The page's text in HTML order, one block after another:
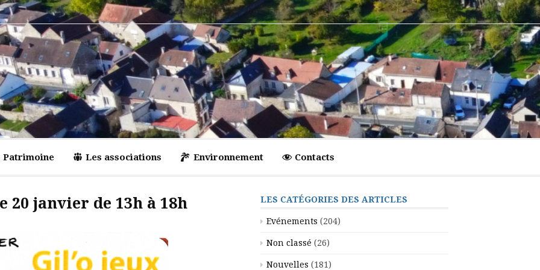
Patrimoine Les associations Environnement Contacts
20 janvier de 13h à 18h LES CATÉGORIES DES ARTICLES
Evénements (204)
Non classé (26)
Nouvelles (181)